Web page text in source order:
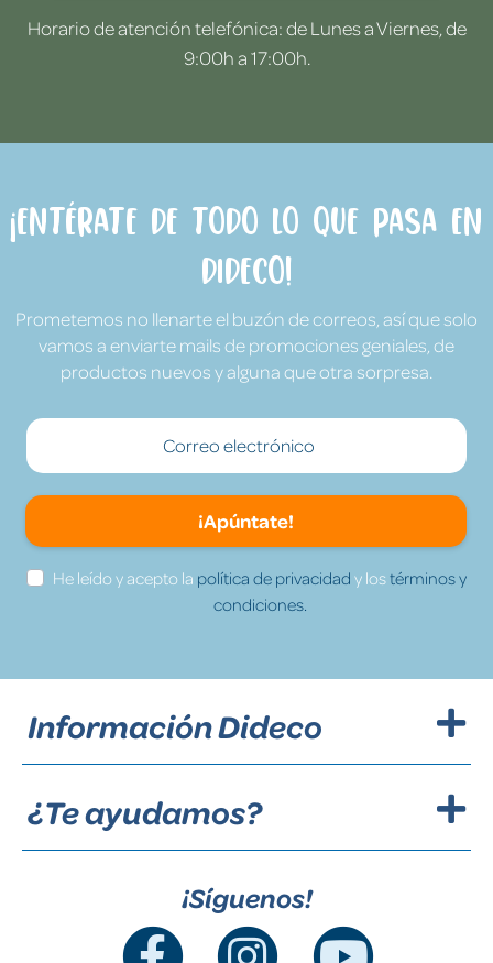
Horario de atención telefónica: de Lunes a Viernes, de
9:00h a 17:00h.
¡Entérate de todo lo que pasa en
Dideco!
Prometemos no llenarte el buzón de correos, así que solo
vamos a enviarte mails de promociones geniales, de
productos nuevos y alguna que otra sorpresa.
¡Apúntate!
He leído y acepto la política de privacidad y lostérminos y
condiciones.
Información Dideco
¿Te ayudamos?
¡Síguenos!